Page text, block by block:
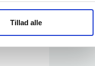
Tillad alle